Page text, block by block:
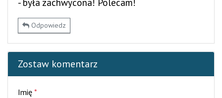
Odpowiedz
Zostaw komentarz
Imię *